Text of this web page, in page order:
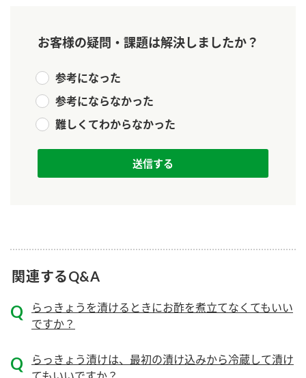
みりん風・料理酒 鍋用調味料
つゆ
クイック調味料 レモン果汁
ふりかけ おすしの素
ブランド・スペシャルサイト
ブランド・スペシャルサイト トップ
商品ブランドサイト
Fibee（ファイビー）
くらしプラ酢
かおりの蔵
鍋なび
PIN印
企業情報
ミツカングループについて
ミツカンの歴史
環境への取り組み
ZENB initiative
MIM（ミツカンミュージアム）
採用情報
ニュースリリース
お客様の声をいかしました
お客様の疑問・課題は解決しましたか？
参考になった
参考にならなかった
難しくてわからなかった
関連するQ&A
らっきょうを漬けるときにお酢を煮立てなくてもいい
ですか？
らっきょう漬けは、最初の漬け込みから冷蔵して漬け